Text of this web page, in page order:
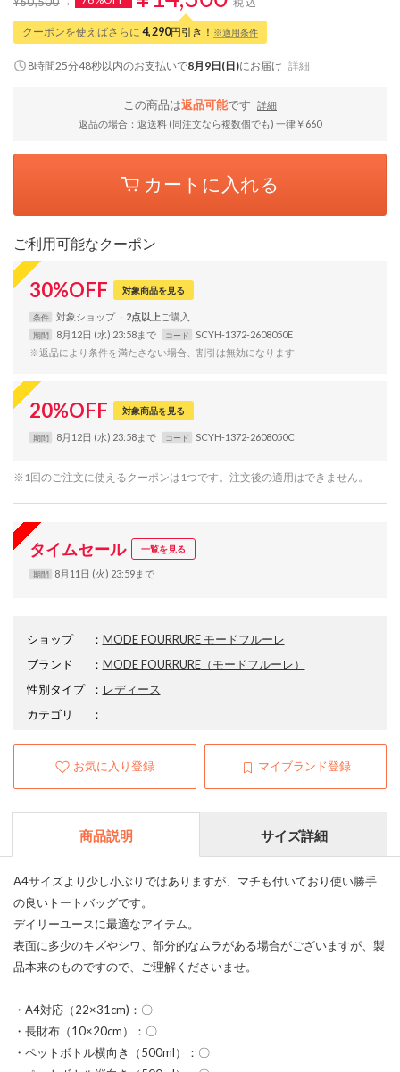
クーポンを使えばさらに 4,290円引き！ ※適用条件
8時間25分47秒以内のお支払いで8月9日(日)にお届け 詳細
この商品は返品可能です
詳細
返品の場合：返送料 (同注文なら複数個でも) 一律￥660
カートに入れる
ご利用可能なクーポン
30%OFF 対象商品を見る
条件 対象ショップ 2点以上
期間 8月12日 (水) 23:58まで コード
SCYH-1372-2608050E
※返品により条件を満たさない場合、割引は無効になります
20%OFF 対象商品を見る
期間 8月12日 (水) 23:58まで コード SCYH-1372-2608050C
※1回のご注文に使えるクーポンは1つです。注文後の適用はできません。
タイムセール 一覧を見る
期間 8月11日 (火) 23:59まで
ショップ ： MODE FOURRURE モードフルーレ
ブランド
： MODE FOURRURE（モードフルーレ）
性別タイプ
： レディース
カテゴリ
：
お気に入り登録 マイブランド登録
商品説明 サイズ詳細
A4サイズより少し小ぶりではありますが、マチも付いており使い勝手
の良いトートバッグです。
デイリーユースに最適なアイテム。
表面に多少のキズやシワ、部分的なムラがある場合がございますが、製
品本来のものですので、ご理解くださいませ。
・A4対応（22×31cm)：〇
・長財布（10×20cm）：〇
・ペットボトル横向き（500ml）：〇